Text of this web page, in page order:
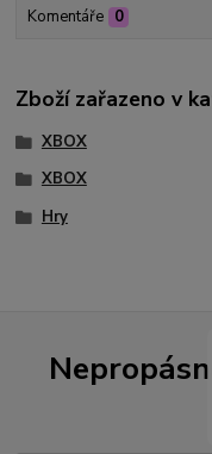
Komentáře 0
Zboží zařazeno v
XBOX
XBOX
Hry